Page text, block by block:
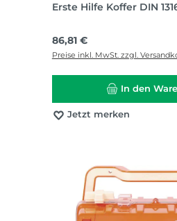
Erste Hilfe Koffer DIN
Regulärer Preis:
86,81 €
Preise inkl. MwSt. zzgl.
In den
Jetzt merken